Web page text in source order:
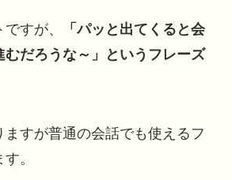
すが、
「パッと出てくると会
むだろうな～」というフレーズ
ますが普通の会話でも使えるフ
。